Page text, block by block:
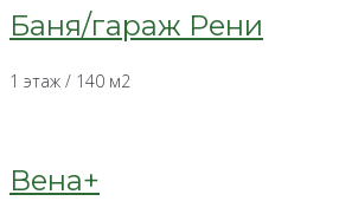
Баня/гараж Рени
1 этаж / 140 м2
Вена+